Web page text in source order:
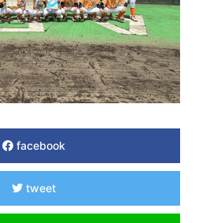
facebook
tweet